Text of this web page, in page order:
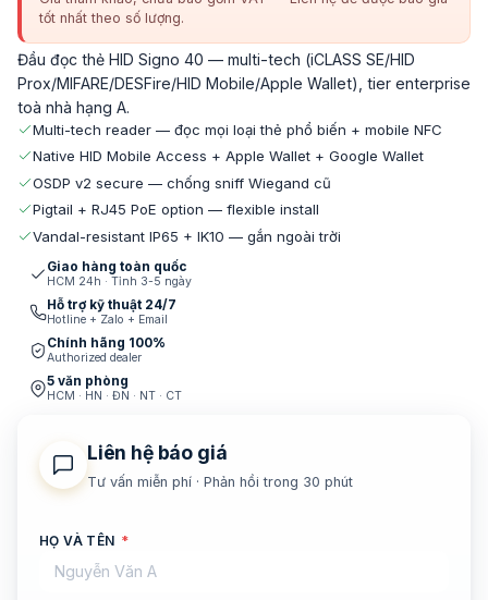
tốt nhất theo số lượng.
Đầu đọc thẻ HID Signo 40 — multi-tech (iCLASS SE/HID
Prox/MIFARE/DESFire/HID Mobile/Apple Wallet), tier enterprise
toà nhà hạng A.
Multi-tech reader — đọc mọi loại thẻ phổ biến + mobile NFC
Native HID Mobile Access + Apple Wallet + Google Wallet
OSDP v2 secure — chống sniff Wiegand cũ
Pigtail + RJ45 PoE option — flexible install
Vandal-resistant IP65 + IK10 — gắn ngoài trời
Giao hàng toàn quốc
HCM 24h · Tỉnh 3-5 ngày
Hỗ trợ kỹ thuật 24/7
Hotline + Zalo + Email
Chính hãng 100%
Authorized dealer
5 văn phòng
HCM · HN · ĐN · NT · CT
Liên hệ báo giá
Tư vấn miễn phí · Phản hồi trong 30 phút
HỌ VÀ TÊN *